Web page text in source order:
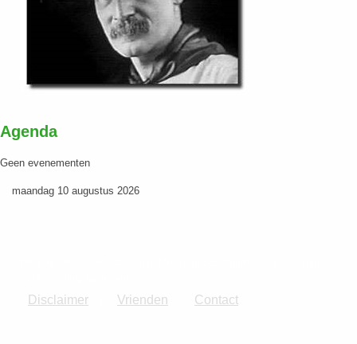
Agenda
Geen evenementen
maandag 10 augustus 2026
Disclaimer Vrienden Contact